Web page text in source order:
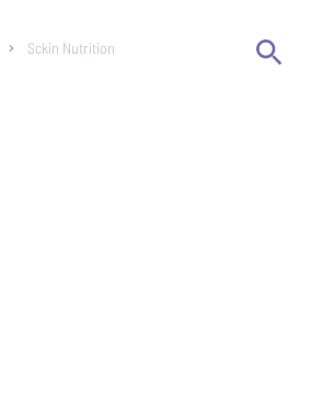
Sckin Nutrition